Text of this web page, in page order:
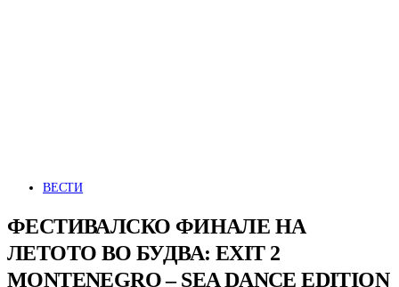
ВЕСТИ
ФЕСТИВАЛСКО ФИНАЛЕ НА
ЛЕТОТО ВО БУДВА: EXIT 2
MONTENEGRO – SEA DANCE EDITION